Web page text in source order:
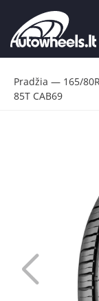
Pradžia — 165/
85T CAB69